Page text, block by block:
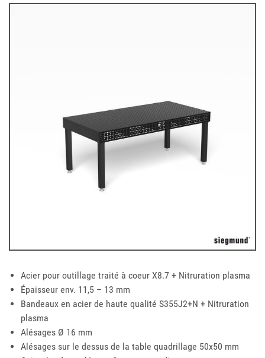
Acier pour outillage traité à coeur X8.7 + Nitruration plasma
Épaisseur env. 11,5 – 13 mm
Bandeaux en acier de haute qualité S355J2+N + Nitruration
plasma
Alésages Ø 16 mm
Alésages sur le dessus de la table quadrillage 50x50 mm